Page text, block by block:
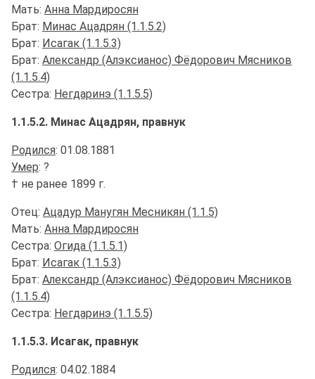
Мать: Анна Мардиросян
Брат: Минас Ацадрян (1.1.5.2)
Брат: Исагак (1.1.5.3)
Брат: Александр (Алэксианос) Фёдорович Мясников
(1.1.5.4)
Сестра: Негдаринэ (1.1.5.5)
1.1.5.2. Минас Ацадрян, правнук
Родился: 01.08.1881
Умер: ?
† не ранее 1899 г.
Отец: Ацадур Манугян Месникян (1.1.5)
Мать: Анна Мардиросян
Сестра: Огида (1.1.5.1)
Брат: Исагак (1.1.5.3)
Брат: Александр (Алэксианос) Фёдорович Мясников
(1.1.5.4)
Сестра: Негдаринэ (1.1.5.5)
1.1.5.3. Исагак, правнук
Родился: 04.02.1884